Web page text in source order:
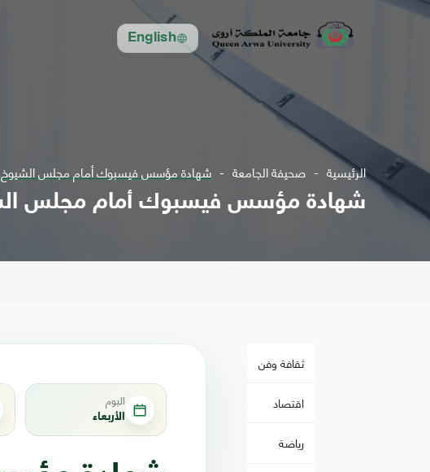
English
الرئيسية صحيفة الجامعة شهادة مؤسس فيسبوك أمام مجلس الشيوخ
شهادة مؤسس فيسبوك أمام مجلس
ثقافة وفن
اقتصاد
رياضة
اليوم
الأربعاء